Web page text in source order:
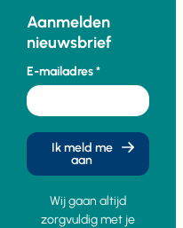
Aanmelden
nieuwsbrief
E-mailadres
Ik meld me
aan
Wij gaan altijd
zorgvuldig met je